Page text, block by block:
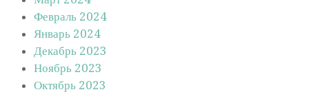
Февраль 2024
Январь 2024
Декабрь 2023
Ноябрь 2023
Октябрь 2023